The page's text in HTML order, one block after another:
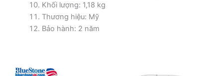
Khối lượng: 1,18 kg
Thương hiệu: Mỹ
Bảo hành: 2 năm